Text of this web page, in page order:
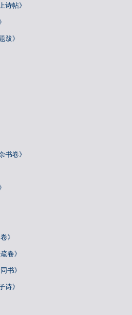
诗帖》
跋》
书卷》
》
卷》
书》
诗》